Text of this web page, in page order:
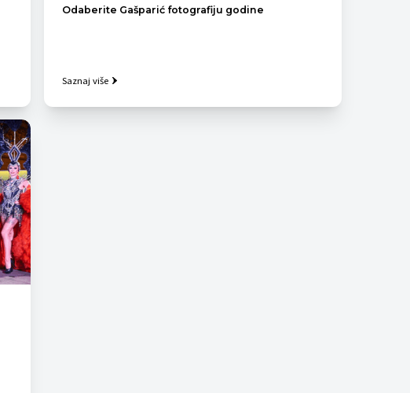
Odaberite Gašparić fotografiju godine
Saznaj više